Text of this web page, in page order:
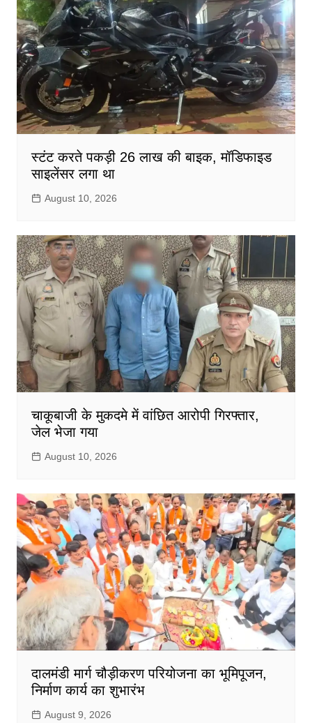
स्टंट करते पकड़ी 26 लाख की बाइक, मॉडिफाइड
साइलेंसर लगा था
August 10, 2026
चाकूबाजी के मुकदमे में वांछित आरोपी गिरफ्तार,
जेल भेजा गया
August 10, 2026
दालमंडी मार्ग चौड़ीकरण परियोजना का भूमिपूजन,
निर्माण कार्य का शुभारंभ
August 9, 2026